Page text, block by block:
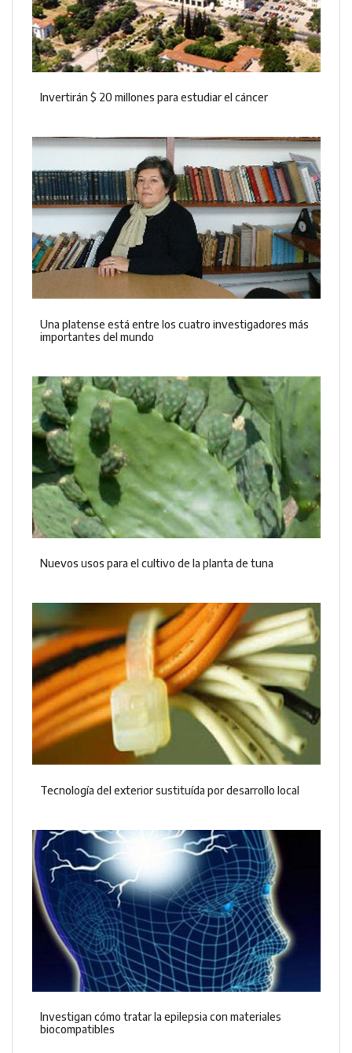
Invertirán $ 20 millones para estudiar el cáncer
Una platense está entre los cuatro investigadores más
importantes del mundo
Nuevos usos para el cultivo de la planta de tuna
Tecnología del exterior sustituída por desarrollo local
Investigan cómo tratar la epilepsia con materiales
biocompatibles